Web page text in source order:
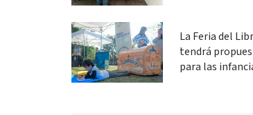
La Feria del
tendrá
para las